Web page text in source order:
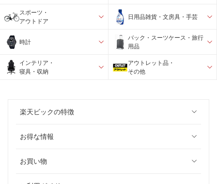
スポーツ・
アウトドア
日用品雑貨・文房具・手芸
時計
バック・スーツケース・旅行
用品
インテリア・
寝具・収納
アウトレット品・
その他
楽天ビックの特徴
お得な情報
お買い物